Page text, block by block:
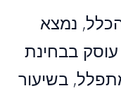
נמצא
בבחינת
בשיעור